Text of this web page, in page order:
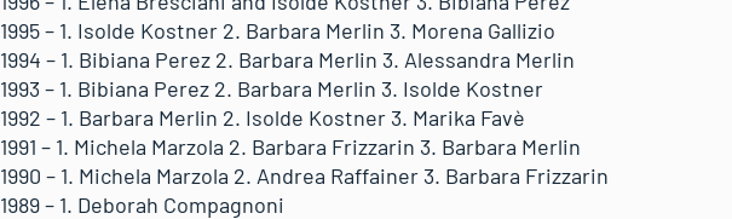
1995 – 1. Isolde Kostner 2. Barbara Merlin 3. Morena Gallizio
1994 – 1. Bibiana Perez 2. Barbara Merlin 3. Alessandra Merlin
1993 – 1. Bibiana Perez 2. Barbara Merlin 3. Isolde Kostner
1992 – 1. Barbara Merlin 2. Isolde Kostner 3. Marika Favè
1991 – 1. Michela Marzola 2. Barbara Frizzarin 3. Barbara Merlin
1990 – 1. Michela Marzola 2. Andrea Raffainer 3. Barbara Frizzarin
1989 – 1. Deborah Compagnoni